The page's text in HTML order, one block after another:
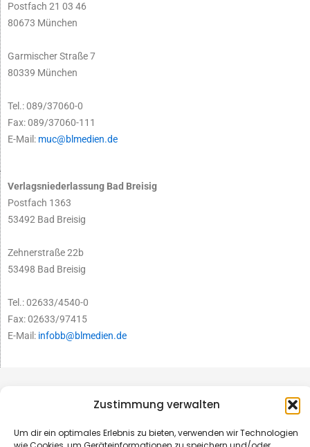
Zustimmung verwalten
Um dir ein optimales Erlebnis zu bieten, verwenden wir Technologien
Postfach 21 03 46
80673 München
Garmischer Straße 7
80339 München
Tel.: 089/37060-0
Fax: 089/37060-111
E-Mail: muc@blmedien.de
Verlagsniederlassung Bad Breisig
Postfach 1363
53492 Bad Breisig
Zehnerstraße 22b
53498 Bad Breisig
Tel.: 02633/4540-0
Fax: 02633/97415
E-Mail: infobb@blmedien.de